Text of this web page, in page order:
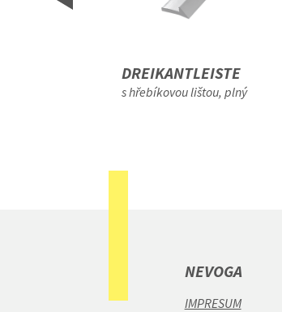
DREIKANTLEISTE
s hřebíkovou lištou, plný
NEVOGA
IMPRESUM